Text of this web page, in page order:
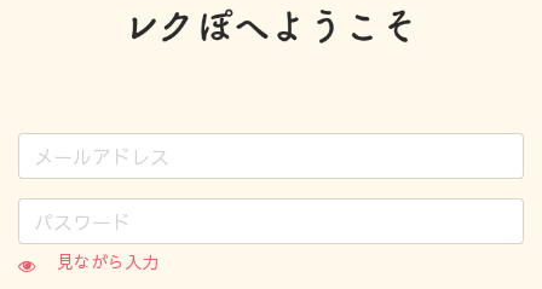
見ながら入力